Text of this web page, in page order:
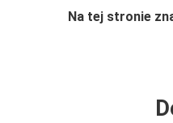
Na tej stronie